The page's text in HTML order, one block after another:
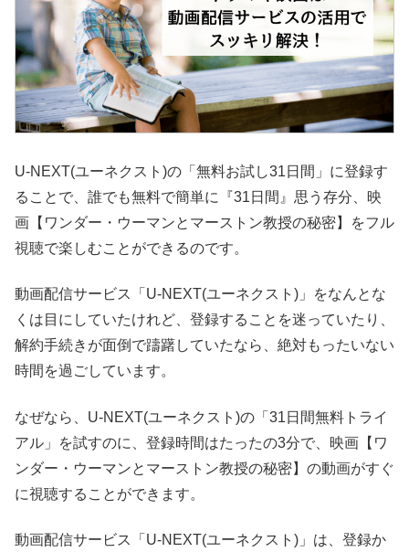
U-NEXT(ユーネクスト)の「無料お試し31日間」に登録す
ることで、誰でも無料で簡単に『31日間』思う存分、映
画【ワンダー・ウーマンとマーストン教授の秘密】をフル
視聴で楽しむことができるのです。
動画配信サービス「U-NEXT(ユーネクスト)」をなんとな
くは目にしていたけれど、登録することを迷っていたり、
解約手続きが面倒で躊躇していたなら、絶対もったいない
時間を過ごしています。
なぜなら、U-NEXT(ユーネクスト)の「31日間無料トライ
アル」を試すのに、登録時間はたったの3分で、映画【ワ
ンダー・ウーマンとマーストン教授の秘密】の動画がすぐ
に視聴することができます。
動画配信サービス「U-NEXT(ユーネクスト)」は、登録か